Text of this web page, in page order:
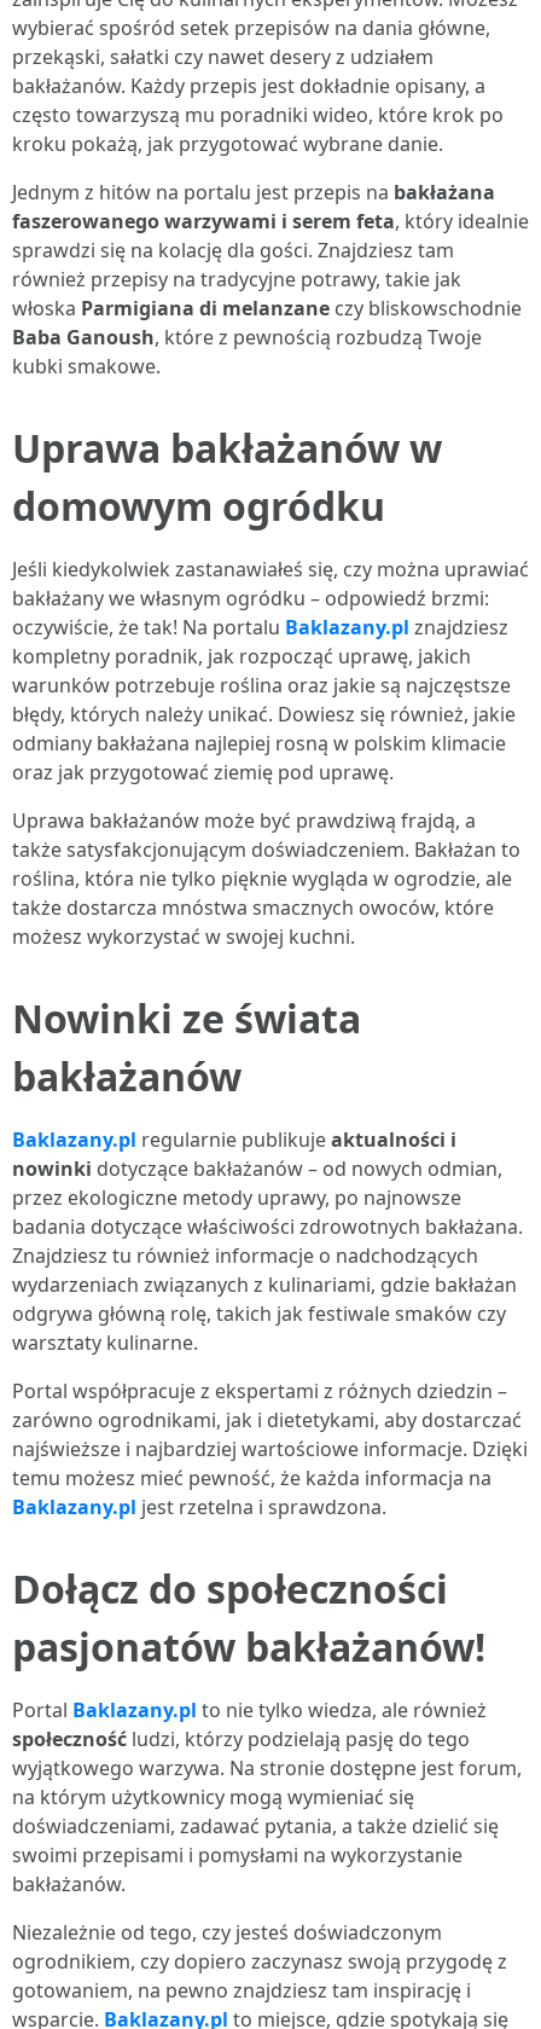
wybierać spośród setek przepisów na dania główne,
przekąski, sałatki czy nawet desery z udziałem
bakłażanów. Każdy przepis jest dokładnie opisany, a
często towarzyszą mu poradniki wideo, które krok po
kroku pokażą, jak przygotować wybrane danie.
Jednym z hitów na portalu jest przepis na bakłażana
faszerowanego warzywami i serem feta, który idealnie
sprawdzi się na kolację dla gości. Znajdziesz tam
również przepisy na tradycyjne potrawy, takie jak
włoska Parmigiana di melanzane czy bliskowschodnie
Baba Ganoush, które z pewnością rozbudzą Twoje
kubki smakowe.
Uprawa bakłażanów w
domowym ogródku
Jeśli kiedykolwiek zastanawiałeś się, czy można uprawiać
bakłażany we własnym ogródku – odpowiedź brzmi:
oczywiście, że tak! Na portalu Baklazany.pl znajdziesz
kompletny poradnik, jak rozpocząć uprawę, jakich
warunków potrzebuje roślina oraz jakie są najczęstsze
błędy, których należy unikać. Dowiesz się również, jakie
odmiany bakłażana najlepiej rosną w polskim klimacie
oraz jak przygotować ziemię pod uprawę.
Uprawa bakłażanów może być prawdziwą frajdą, a
także satysfakcjonującym doświadczeniem. Bakłażan to
roślina, która nie tylko pięknie wygląda w ogrodzie, ale
także dostarcza mnóstwa smacznych owoców, które
możesz wykorzystać w swojej kuchni.
Nowinki ze świata
bakłażanów
Baklazany.pl regularnie publikujeaktualności i
nowinki dotyczące bakłażanów – od nowych odmian,
przez ekologiczne metody uprawy, po najnowsze
badania dotyczące właściwości zdrowotnych bakłażana.
Znajdziesz tu również informacje o nadchodzących
wydarzeniach związanych z kulinariami, gdzie bakłażan
odgrywa główną rolę, takich jak festiwale smaków czy
warsztaty kulinarne.
Portal współpracuje z ekspertami z różnych dziedzin –
zarówno ogrodnikami, jak i dietetykami, aby dostarczać
najświeższe i najbardziej wartościowe informacje. Dzięki
temu możesz mieć pewność, że każda informacja na
Baklazany.pl jest rzetelna i sprawdzona.
Dołącz do społeczności
pasjonatów bakłażanów!
Portal Baklazany.pl to nie tylko wiedza, ale również
społeczność ludzi, którzy podzielają pasję do tego
wyjątkowego warzywa. Na stronie dostępne jest forum,
na którym użytkownicy mogą wymieniać się
doświadczeniami, zadawać pytania, a także dzielić się
swoimi przepisami i pomysłami na wykorzystanie
bakłażanów.
Niezależnie od tego, czy jesteś doświadczonym
ogrodnikiem, czy dopiero zaczynasz swoją przygodę z
gotowaniem, na pewno znajdziesz tam inspirację i
wsparcie. Baklazany.pl to miejsce, gdzie spotykają się